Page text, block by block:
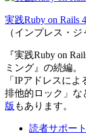
実践Ruby on Rails
（インプレス・ジ
『実践Ruby on
ミング』の続編。
「IPアドレスに
排他的ロック」な
版 もあります。
読者サポー